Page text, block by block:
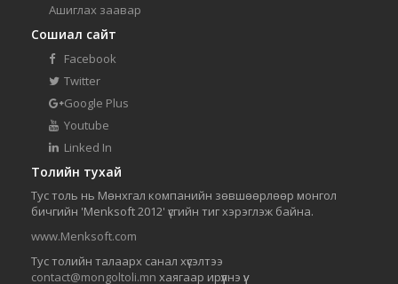
Ашиглах заавар
Сошиал сайт
Facebook
Twitter
Google Plus
Youtube
Linked In
Толийн тухай
Тус толь нь Мөнхгал компанийн зөвшөөрлөөр монгол
бичгийн 'Menksoft 2012' үсгийн тиг хэрэглэж байна.
www.Menksoft.com
Тус толийн талаарх санал хүсэлтээ
contact@mongoltoli.mn хаягаар ирүүлнэ үү.